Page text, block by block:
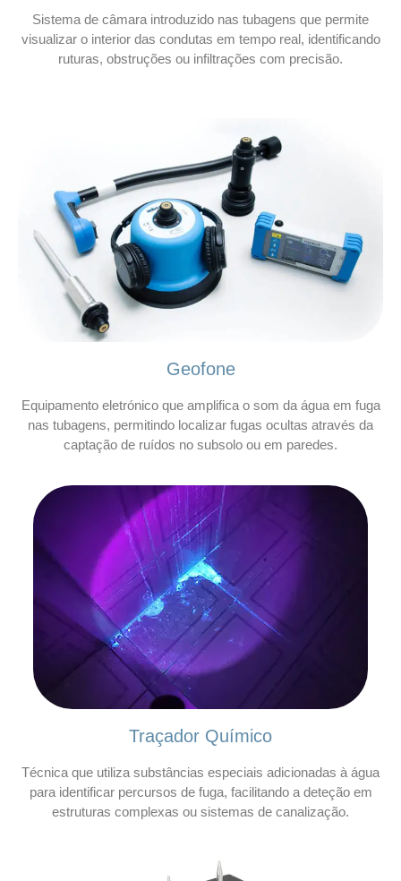
Sistema de câmara introduzido nas tubagens que permite
visualizar o interior das condutas em tempo real, identificando
ruturas, obstruções ou infiltrações com precisão.
Geofone
Equipamento eletrónico que amplifica o som da água em fuga
nas tubagens, permitindo localizar fugas ocultas através da
captação de ruídos no subsolo ou em paredes.
Traçador Químico
Técnica que utiliza substâncias especiais adicionadas à água
para identificar percursos de fuga, facilitando a deteção em
estruturas complexas ou sistemas de canalização.